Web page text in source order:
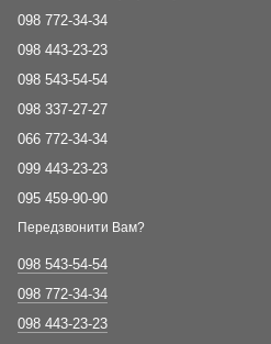
098 772-34-34
098 443-23-23
098 543-54-54
098 337-27-27
066 772-34-34
099 443-23-23
095 459-90-90
Передзвонити Вам?
098 543-54-54
098 772-34-34
098 443-23-23